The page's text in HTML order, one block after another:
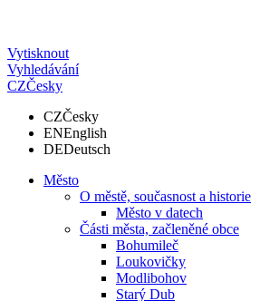
Vytisknout
Vyhledávání
CZČesky
CZČesky
ENEnglish
DEDeutsch
Město
O městě, současnost a historie
Město v datech
Části města, začleněné obce
Bohumileč
Loukovičky
Modlibohov
Starý Dub